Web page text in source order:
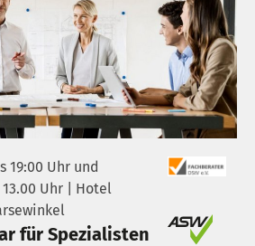
19:00 Uhr und
13.00 Uhr | Hotel
für Spezialisten